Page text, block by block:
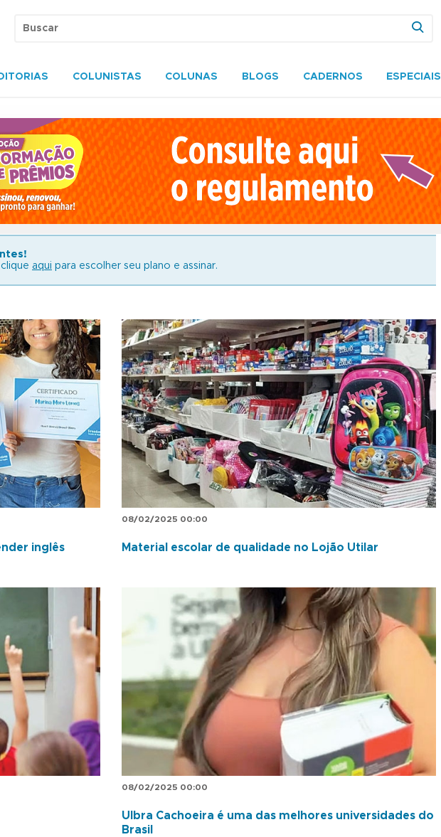
COLUNISTAS COLUNAS BLOGS CADERNOS ESPECIAIS
aqui para escolher seu plano e assinar.
inglês
08/02/2025 00:00
Material escolar de qualidade no Lojão Utilar
08/02/2025 00:00
Ulbra Cachoeira é uma das melhores universidades do
Brasil